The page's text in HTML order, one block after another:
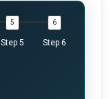
Step 5 Step 6